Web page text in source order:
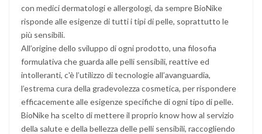
con medici dermatologi e allergologi, da sempre BioNike
risponde alle esigenze di tutti i tipi di pelle, soprattutto le
più sensibili.
All’origine dello sviluppo di ogni prodotto, una filosofia
formulativa che guarda alle pelli sensibili, reattive ed
intolleranti, c'è l’utilizzo di tecnologie all’avanguardia,
l’estrema cura della gradevolezza cosmetica, per rispondere
efficacemente alle esigenze specifiche di ogni tipo di pelle.
BioNike ha scelto di mettere il proprio know how al servizio
della salute e della bellezza delle pelli sensibili, raccogliendo